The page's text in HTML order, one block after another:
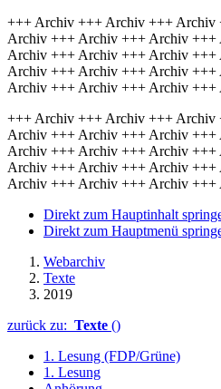
+++ Archiv +++ Archiv +++
Archiv +++ Archiv +++ Archiv
Archiv +++ Archiv +++ Archiv
Archiv +++ Archiv +++ Archiv
Archiv +++ Archiv +++ Archiv
+++ Archiv +++ Archiv +++
Archiv +++ Archiv +++ Archiv
Archiv +++ Archiv +++ Archiv
Archiv +++ Archiv +++ Archiv
Archiv +++ Archiv +++ Archiv
Direkt zum Hauptinhalt
Direkt zum Hauptmenü
Webarchiv
Texte
2019
zurück zu: Texte ()
1. Lesung (FDP/Grüne)
1. Lesung